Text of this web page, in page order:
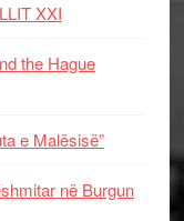
XXI
the Hague
e Malësisë”
në Burgun